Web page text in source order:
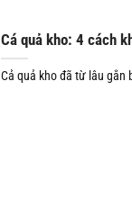
Cá quả kho: 4 cách
Cả quả kho đã từ lâu gắn